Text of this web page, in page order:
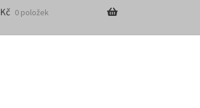
Kč 0 položek